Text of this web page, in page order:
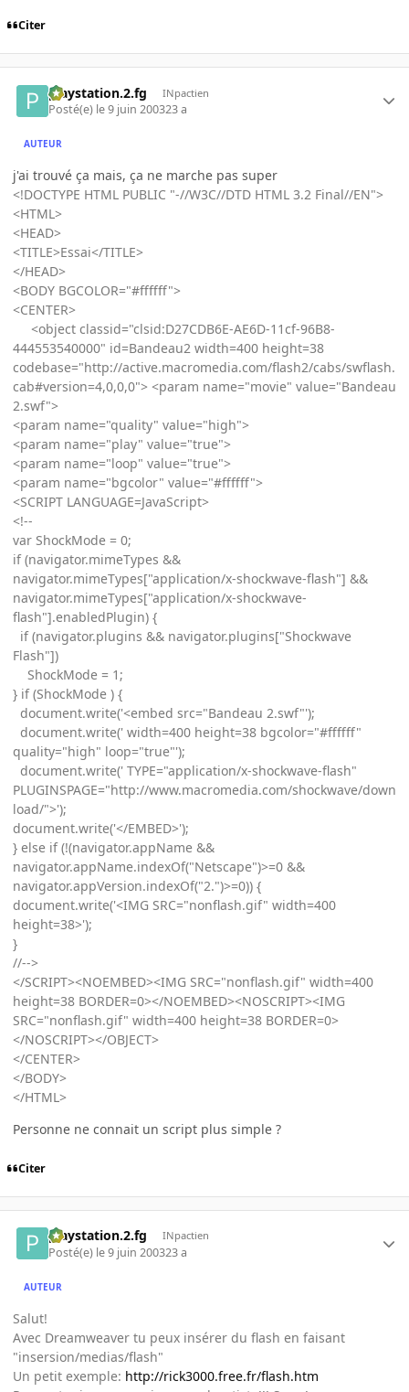
Citer
playstation.2.fg INpactien
Posté(e) le 9 juin 200323 a
AUTEUR
j'ai trouvé ça mais, ça ne marche pas super
<!DOCTYPE HTML PUBLIC "-//W3C//DTD HTML 3.2 Final//EN">
<HTML>
<HEAD>
<TITLE>Essai</TITLE>
</HEAD>
<BODY BGCOLOR="#ffffff">
<CENTER>
<object classid="clsid:D27CDB6E-AE6D-11cf-96B8-
444553540000" id=Bandeau2 width=400 height=38
codebase="http://active.macromedia.com/flash2/cabs/swflash.
cab#version=4,0,0,0"> <param name="movie" value="Bandeau
2.swf">
<param name="quality" value="high">
<param name="play" value="true">
<param name="loop" value="true">
<param name="bgcolor" value="#ffffff">
<SCRIPT LANGUAGE=JavaScript>
<!--
var ShockMode = 0;
if (navigator.mimeTypes &&
navigator.mimeTypes["application/x-shockwave-flash"] &&
navigator.mimeTypes["application/x-shockwave-
flash"].enabledPlugin) {
if (navigator.plugins && navigator.plugins["Shockwave
Flash"])
ShockMode = 1;
} if (ShockMode ) {
document.write('<embed src="Bandeau 2.swf"');
document.write(' width=400 height=38 bgcolor="#ffffff"
quality="high" loop="true"');
document.write(' TYPE="application/x-shockwave-flash"
PLUGINSPAGE="http://www.macromedia.com/shockwave/down
load/">');
document.write('</EMBED>');
} else if (!(navigator.appName &&
navigator.appName.indexOf("Netscape")>=0 &&
navigator.appVersion.indexOf("2.")>=0)) {
document.write('<IMG SRC="nonflash.gif" width=400
height=38>');
}
//-->
</SCRIPT><NOEMBED><IMG SRC="nonflash.gif" width=400
height=38 BORDER=0></NOEMBED><NOSCRIPT><IMG
SRC="nonflash.gif" width=400 height=38 BORDER=0>
</NOSCRIPT></OBJECT>
</CENTER>
</BODY>
</HTML>
Personne ne connait un script plus simple ?
Citer
playstation.2.fg INpactien
Posté(e) le 9 juin 200323 a
AUTEUR
Salut!
Avec Dreamweaver tu peux insérer du flash en faisant
"insersion/medias/flash"
Un petit exemple: http://rick3000.free.fr/flash.htm